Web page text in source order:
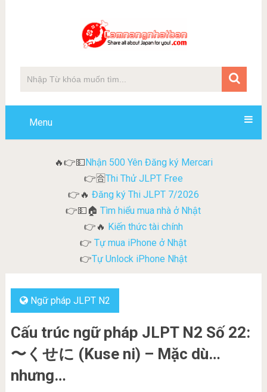
Menu
🔥👉💵Nhận 500 Yên Đăng ký Mercari
👉🈴Thi Thử JLPT Free
👉🔥 Đăng ký Thi JLPT 7/2026
👉💵🏠Tìm hiểu mua nhà ở Nhật
👉🔥 Kiến thức tài chính
👉 Tự mua iPhone ở Nhật
👉Tự Unlock iPhone Nhật
Ngữ pháp JLPT N2
Cấu trúc ngữ pháp JLPT N2 Số 22:
〜くせに (Kuse ni) – Mặc dù…
nhưng…